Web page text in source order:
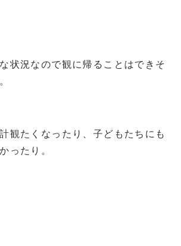
状況なので観に帰ることはできそ
観たくなったり、子どもたちにも
ったり。